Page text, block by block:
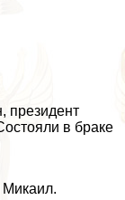
президент
в бpaке
Микаил.